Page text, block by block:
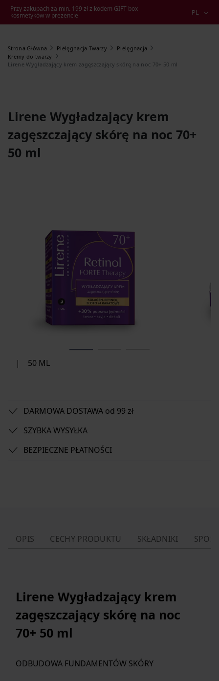
Przy zakupach za min. 199 zł z kodem GIFT box
kosmetyków w prezencie
PL
Strona Główna Pielęgnacja Twarzy
Pielęgnacja
Kremy do twarzy
Lirene Wygładzający krem zagęszczający skórę na noc 70+ 50 ml
Lirene Wygładzający krem
zagęszczający skórę na noc 70+
50 ml
| 50 ML
DARMOWA DOSTAWA od 99 zł
SZYBKA WYSYŁKA
BEZPIECZNE PŁATNOŚCI
OPIS CECHY PRODUKTU SKŁADNIKI
Lirene Wygładzający krem
zagęszczający skórę na noc
70+ 50 ml
ODBUDOWA FUNDAMENTÓW SKÓRY